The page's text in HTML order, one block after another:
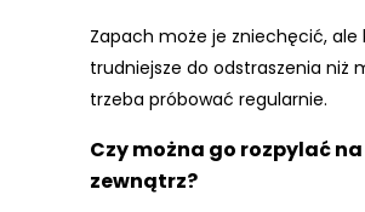
Zapach może je zniechęcić, ale
trudniejsze do odstraszenia niż
trzeba próbować regularnie.
Czy można go rozpylać na
zewnątrz?